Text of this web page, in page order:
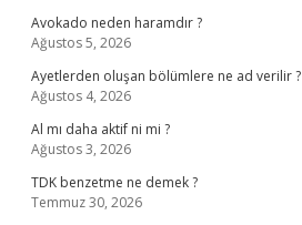
Avokado neden haramdır ?
Ağustos 5, 2026
Ayetlerden oluşan bölümlere ne ad verilir ?
Ağustos 4, 2026
Al mı daha aktif ni mi ?
Ağustos 3, 2026
TDK benzetme ne demek ?
Temmuz 30, 2026